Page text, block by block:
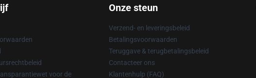
voor de
Onze steun
Verzend- en leveringsbeleid
Betalingsvoorwaarden
Teruggave & terugbetalingsbeleid
Contacteer ons
Klantenhulp (FAQ)